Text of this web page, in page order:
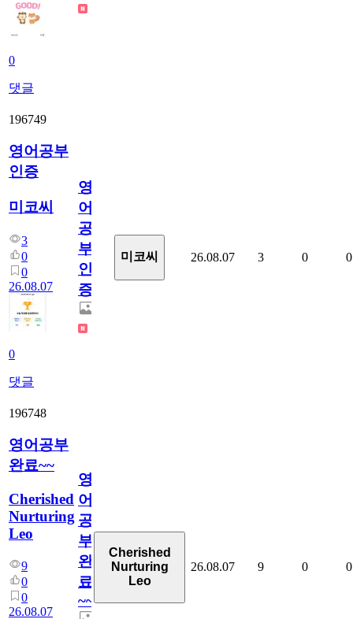
0
댓글
196749
영어공부
인증
미코씨
3
0
0
26.08.07
0
댓글
영
어
공
부
인
증
미코씨 26.08.07 3 0 0
196748
영어공부
완료~~
Cherished
Nurturing
Leo
9
0
0
26.08.07
영
어
공
부
완
료
~~
Cherished
Nurturing
Leo
26.08.07 9 0 0